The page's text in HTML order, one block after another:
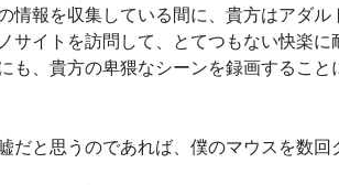
情報を収集している間に、貴方はアダル
サイトを訪問して、とてつもない快楽
も、貴方の卑猥なシーンを録画するこ
だと思うのであれば、僕のマウスを数